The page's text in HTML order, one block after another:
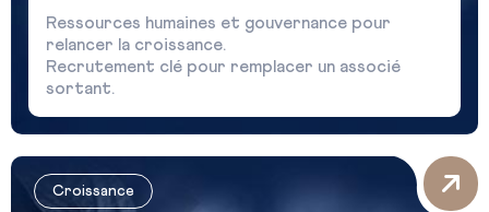
Ressources humaines et gouvernance pour
relancer la croissance.
Recrutement clé pour remplacer un associé
sortant.
Croissance